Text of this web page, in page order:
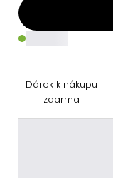
Dárek k nákupu
zdarma